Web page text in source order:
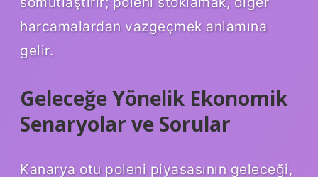
harcamalardan vazgeçmek anlamına
gelir.
Geleceğe Yönelik Ekonomik
Senaryolar ve Sorular
Kanarya otu poleni piyasasının geleceği,